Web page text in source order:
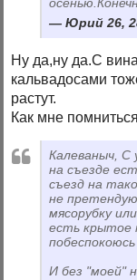
Юрий 26,
Ну да,ну да.С
кальвадосами
растут.
Как мне
Калеваныч,
на съезде
съезд на
не
мясорубку
есть крытое
И без "моей"